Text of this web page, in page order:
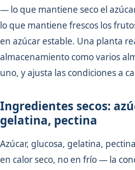
— lo que mantiene seco el
lo que mantiene frescos los
en azúcar estable. Una planta
almacenamiento como varios
uno, y ajusta las condiciones a
Ingredientes secos:
gelatina, pectina
Azúcar, glucosa, gelatina,
en calor seco, no en frío — la